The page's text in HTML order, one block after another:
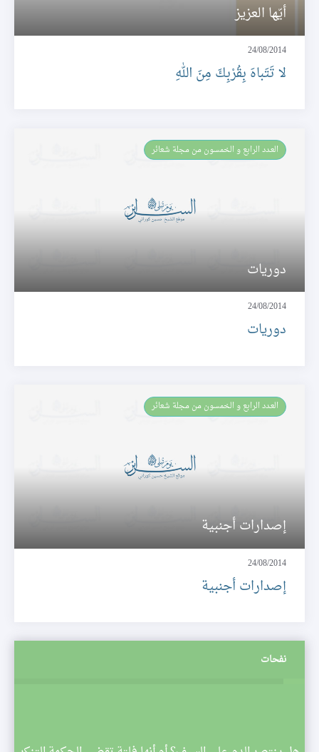
أيّها العزيز
24/08/2014
لا تَتَباهَ بِقُرْبِكَ مِنَ اللهِ
العـدد الرابع و الخمسون من مجلة شعائر
دوريات
24/08/2014
دوريات
العـدد الرابع و الخمسون من مجلة شعائر
إصدارات أجنبية
24/08/2014
إصدارات أجنبية
نفحات